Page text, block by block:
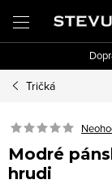
obsah
Tričká
Modré
hrudi